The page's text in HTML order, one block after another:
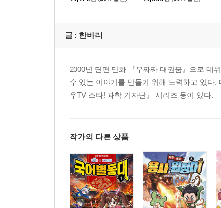
글 : 한바리
2000년 단편 만화 『우짜짜 태권붐』으로 데
수 있는 이야기를 만들기 위해 노력하고 있다
우TV 스타! 과학 기자단』 시리즈 등이 있다.
작가의 다른 상품